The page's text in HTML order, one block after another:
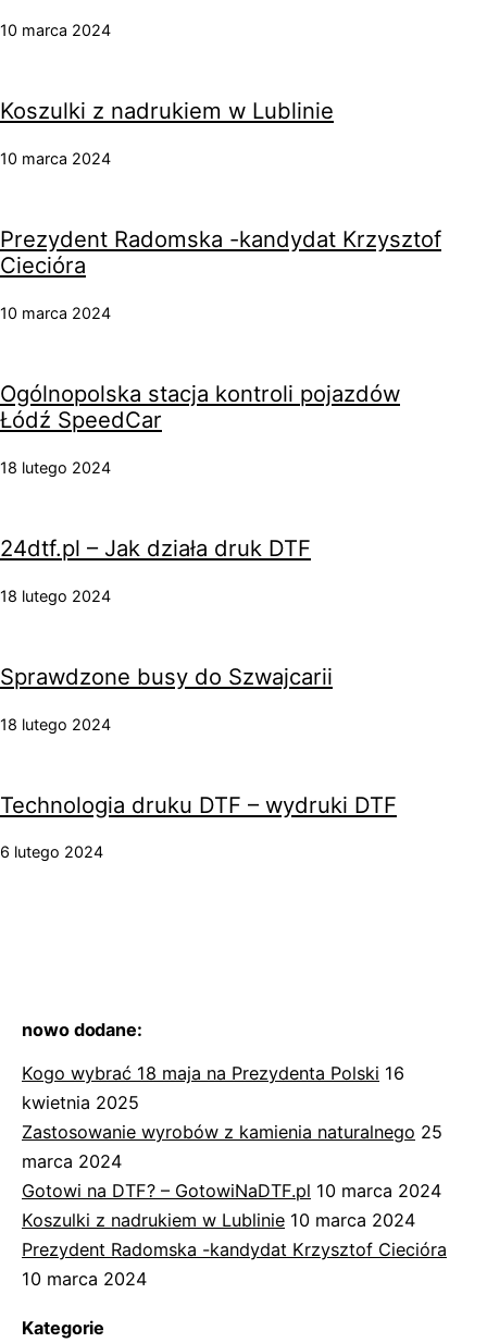
10 marca 2024
Koszulki z nadrukiem w Lublinie
10 marca 2024
Prezydent Radomska -kandydat Krzysztof
Ciecióra
10 marca 2024
Ogólnopolska stacja kontroli pojazdów
Łódź SpeedCar
18 lutego 2024
24dtf.pl – Jak działa druk DTF
18 lutego 2024
Sprawdzone busy do Szwajcarii
18 lutego 2024
Technologia druku DTF – wydruki DTF
6 lutego 2024
nowo dodane:
Kogo wybrać 18 maja na Prezydenta Polski 16
kwietnia 2025
Zastosowanie wyrobów z kamienia naturalnego 25
marca 2024
Gotowi na DTF? – GotowiNaDTF.pl 10 marca 2024
Koszulki z nadrukiem w Lublinie 10 marca 2024
Prezydent Radomska -kandydat Krzysztof Ciecióra
10 marca 2024
Kategorie